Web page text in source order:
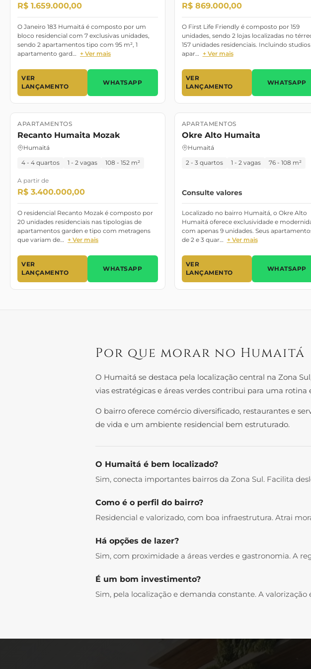
R$ 1.659.000,00
O Janeiro 183 Humaitá é composto por um
bloco residencial com 7 exclusivas unidades,
sendo 2 apartamentos tipo com 95 m², 1
apartamento gard… + Ver mais
VER
LANÇAMENTO
WHATSAPP
R$ 869.000,00
O First Life Friendly é composto por 159
unidades, sendo 2 lojas localizadas no
157 unidades residenciais. Incluindo studios
apar… + Ver mais
VER
LANÇAMENTO
WHATSAPP
Lançamento
APARTAMENTOS
Recanto Humaita Mozak
Humaitá
4 - 4 quartos 1 - 2 vagas 108 - 152 m²
A partir de
R$ 3.400.000,00
O residencial Recanto Mozak é composto por
20 unidades residenciais nas tipologias de
apartamentos garden e tipo com metragens
que variam de… + Ver mais
VER
LANÇAMENTO
WHATSAPP
Lançamento JUNHO/2025
APARTAMENTOS
Okre Alto Humaita
Humaitá
2 - 3 quartos 1 - 2 vagas 76 - 108 m²
Consulte valores
Localizado no bairro Humaitá, o Okre Alto
Humaitá oferece exclusividade e
com apenas 9 unidades. Seus
de 2 e 3 quar… + Ver mais
VER
LANÇAMENTO
WHATSAPP
Por que morar no Humaitá
O Humaitá se destaca pela localização central na Zona
vias estratégicas e áreas verdes contribui para uma rotina
O bairro oferece comércio diversificado, restaurantes e
de vida e um ambiente residencial bem estruturado.
O Humaitá é bem localizado?
Sim, conecta importantes bairros da Zona Sul. Facilita
Como é o perfil do bairro?
Residencial e valorizado, com boa infraestrutura. Atrai
Há opções de lazer?
Sim, com proximidade a áreas verdes e gastronomia. A
É um bom investimento?
Sim, pela localização e demanda constante. A valorização